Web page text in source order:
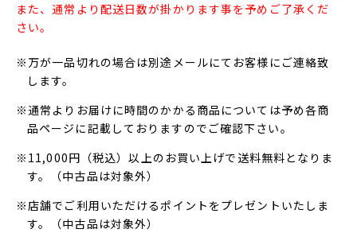
また、通常より配送日数が掛かります事を予めご了承くだ
さい。
※万が一品切れの場合は別途メールにてお客様にご連絡致
します。
※通常よりお届けに時間のかかる商品については予め各商
品ページに記載しておりますのでご確認下さい。
※11,000円（税込）以上のお買い上げで送料無料となりま
す。（中古品は対象外）
※店舗でご利用いただけるポイントをプレゼントいたしま
す。（中古品は対象外）